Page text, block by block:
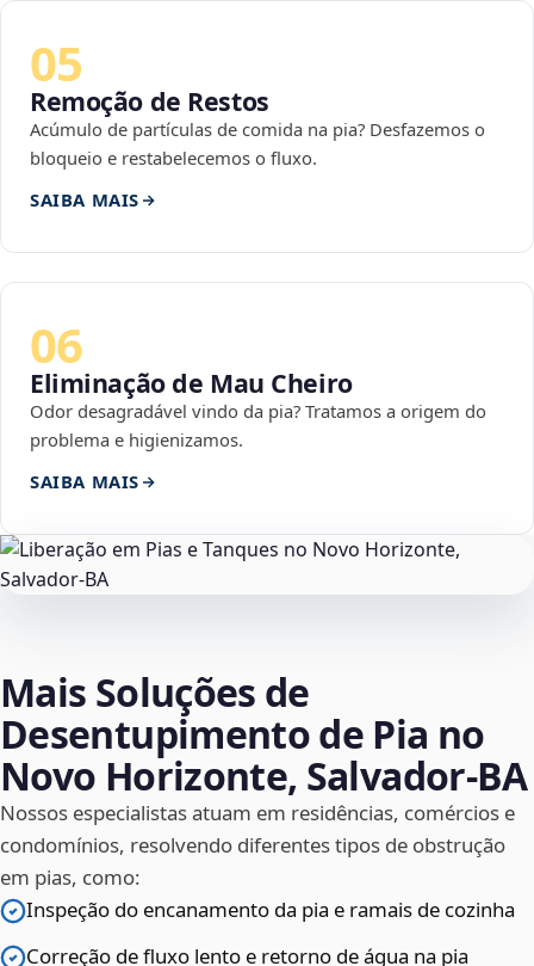
05
Remoção de Restos
Acúmulo de partículas de comida na pia? Desfazemos o
bloqueio e restabelecemos o fluxo.
SAIBA MAIS
06
Eliminação de Mau Cheiro
Odor desagradável vindo da pia? Tratamos a origem do
problema e higienizamos.
SAIBA MAIS
Mais Soluções de
Desentupimento de Pia no
Novo Horizonte, Salvador‑BA
Nossos especialistas atuam em residências, comércios e
condomínios, resolvendo diferentes tipos de obstrução
em pias, como:
Inspeção do encanamento da pia e ramais de cozinha
Correção de fluxo lento e retorno de água na pia